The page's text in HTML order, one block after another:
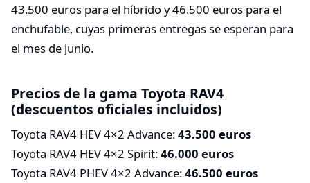
43.500 euros para el híbrido y 46.500 euros para el
enchufable, cuyas primeras entregas se esperan para
el mes de junio.
Precios de la gama Toyota RAV4
(descuentos oficiales incluidos)
Toyota RAV4 HEV 4×2 Advance:43.500 euros
Toyota RAV4 HEV 4×2 Spirit:46.000 euros
Toyota RAV4 PHEV 4×2 Advance:46.500 euros